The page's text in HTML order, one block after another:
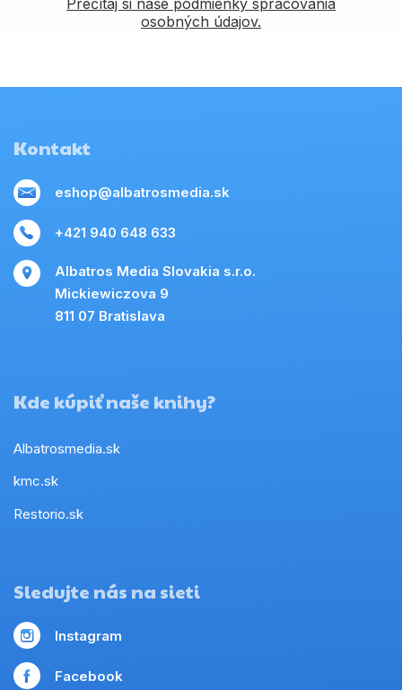
Prečítaj si naše podmienky spracovania
osobných údajov.
Kontakt
eshop@albatrosmedia.sk
+421 940 648 633
Albatros Media Slovakia s.r.o.
Mickiewiczova 9
811 07 Bratislava
Kde kúpiť naše knihy?
Albatrosmedia.sk
kmc.sk
Restorio.sk
Sledujte nás na sieti
Instagram
Facebook